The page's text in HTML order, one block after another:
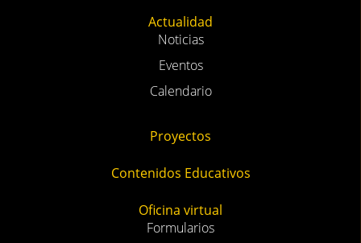
Actualidad
Noticias
Eventos
Calendario
Proyectos
Contenidos Educativos
Oficina virtual
Formularios